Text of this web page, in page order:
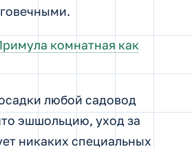
комнатная как
любой садовод
эшшольцию, уход за
никаких специальных